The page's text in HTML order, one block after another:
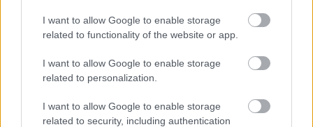
I want to allow Google to enable storage
related to functionality of the website or app.
I want to allow Google to enable storage
related to personalization.
I want to allow Google to enable storage
related to security, including authentication
balatoni kardioösvény (X)
4 és egy 8 km-es egészségügyi tanösvény nyílt
Balatonalmádiban.